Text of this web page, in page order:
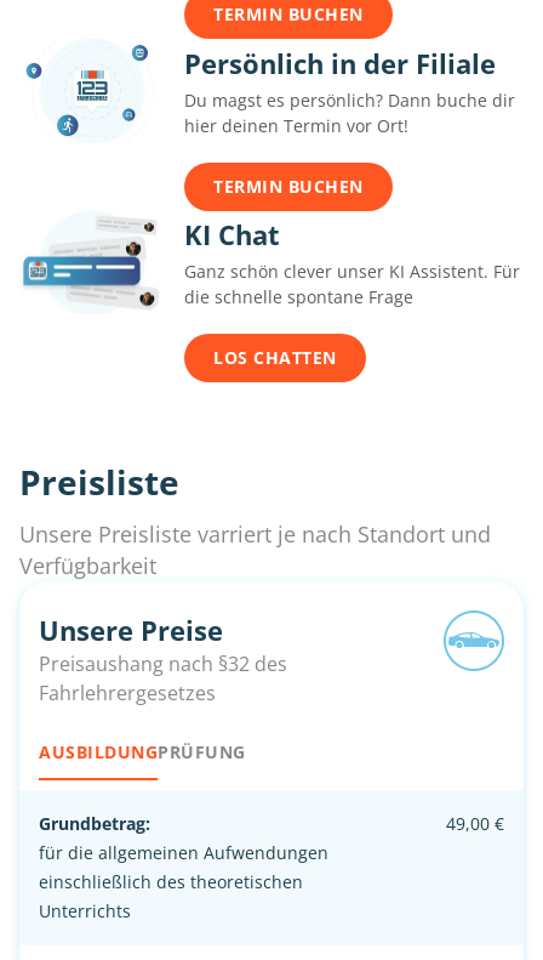
TERMIN BUCHEN
Persönlich in der Filiale
Du magst es persönlich? Dann buche dir
hier deinen Termin vor Ort!
TERMIN BUCHEN
KI Chat
Ganz schön clever unser KI Assistent. Für
die schnelle spontane Frage
LOS CHATTEN
Preisliste
Unsere Preisliste varriert je nach Standort und
Verfügbarkeit
Unsere Preise
Preisaushang nach §32 des
Fahrlehrergesetzes
AUSBILDUNGPRÜFUNG
Grundbetrag:
für die allgemeinen Aufwendungen
einschließlich des theoretischen
Unterrichts
49,00 €